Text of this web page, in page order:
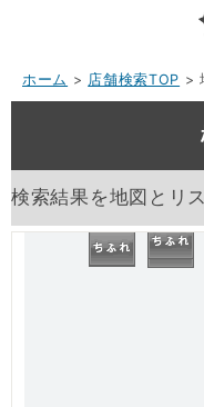
ホーム > 店舗検索TOP >
検索結果を地図とリ